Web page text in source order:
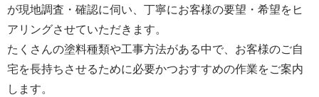
が現地調査・確認に伺い、丁寧にお客様の要望・希望をヒ
アリングさせていただきます。
たくさんの塗料種類や工事方法がある中で、お客様のご自
宅を長持ちさせるために必要かつおすすめの作業をご案内
します。